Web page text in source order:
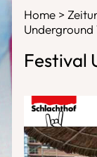
Home
Underground
Festival